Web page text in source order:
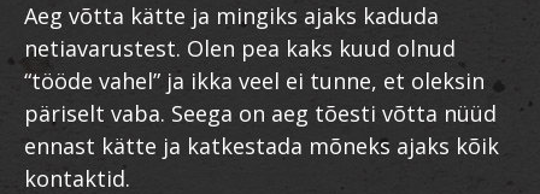
Aeg võtta kätte ja mingiks ajaks kaduda
netiavarustest. Olen pea kaks kuud olnud
“tööde vahel” ja ikka veel ei tunne, et oleksin
päriselt vaba. Seega on aeg tõesti võtta nüüd
ennast kätte ja katkestada mõneks ajaks kõik
kontaktid.